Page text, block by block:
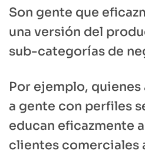
Son gente que
una versión del
sub-categorías de
Por ejemplo,
a gente con perfiles
educan eficazmente
clientes comerciales